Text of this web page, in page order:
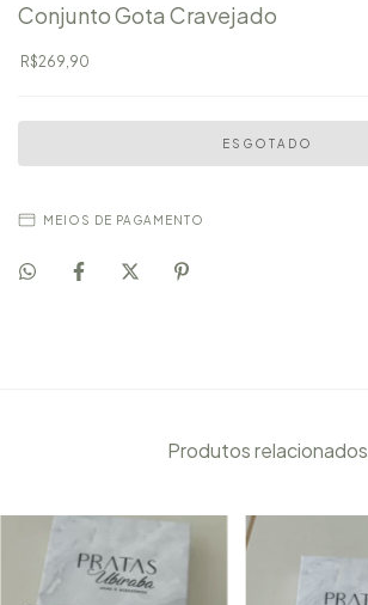
Conjunto Gota Cravejado
R$269,90
MEIOS DE PAGAMENTO
Produtos relacionados